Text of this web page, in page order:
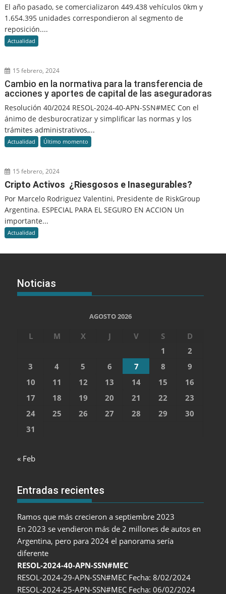
El año pasado, se comercializaron 449.438 vehículos 0km y
1.654.395 unidades correspondieron al segmento de
reposición....
Actualidad
15 febrero, 2024
Cambio en la normativa para la transferencia de
acciones y aportes de capital de las aseguradoras
Resolución 40/2024 RESOL-2024-40-APN-SSN#MEC Con el
ánimo de desburocratizar y simplificar las normas y los
trámites administrativos,...
Actualidad Último momento
15 febrero, 2024
Cripto Activos ¿Riesgosos e Inasegurables?
Por Marcelo Rodriguez Valentini, Presidente de RiskGroup
Argentina. ESPECIAL PARA EL SEGURO EN ACCION Un
importante...
Actualidad
Noticias
AGOSTO 2026
L M X J V S
D
1
2
3
4 5 6 7 8
9
10
11 12 13 14 15
16
17
18 19 20 21 22
23
24
25 26 27 28 29
30
31
« Feb
Entradas recientes
Ramos que más crecieron a septiembre 2023
En 2023 se vendieron más de 2 millones de autos en
Argentina, pero para 2024 el panorama sería
diferente
RESOL-2024-40-APN-SSN#MEC
RESOL-2024-29-APN-SSN#MEC Fecha: 8/02/2024
RESOL-2024-25-APN-SSN#MEC Fecha: 06/02/2024